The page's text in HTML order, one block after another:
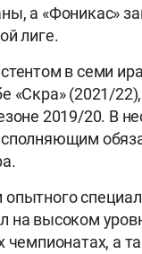
а «Фоникас»
лиге.
в семи
«Скра» (2021/
2019/20. В
на высоком
чемпионатах, а